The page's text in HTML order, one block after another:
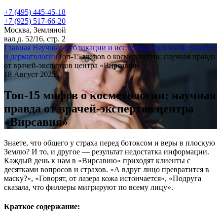
+7 (495) 445-45-18
+7 (925) 517-66-20
Москва, Земляной
вал д. 52/16, стр. 2
Главная Научные публикации и исследования в косметологии
и дерматологииТоп-15 мифов о косметологии: научная правда
от врачей-экспертов центра «Вирсавия»
18 Август 2025
Топ-15 мифов о косметологии: научная
правда от врачей-экспертов центра
«Вирсавия»
Знаете, что общего у страха перед ботоксом и веры в плоскую
Землю? И то, и другое — результат недостатка информации.
Каждый день к нам в «Вирсавию» приходят клиенты с
десятками вопросов и страхов. «А вдруг лицо превратится в
маску?», «Говорят, от лазера кожа истончается», «Подруга
сказала, что филлеры мигрируют по всему лицу».
Краткое содержание: